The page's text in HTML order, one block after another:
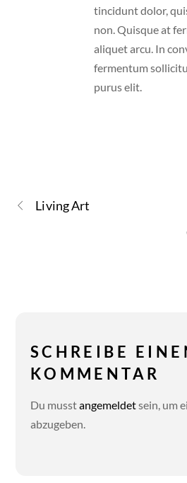
tincidunt dolor,
non. Quisque at
aliquet arcu. In
fermentum
purus elit.
Living Art
SCHREIBE
KOMMENTAR
Du musstangemeldetsein, um
abzugeben.